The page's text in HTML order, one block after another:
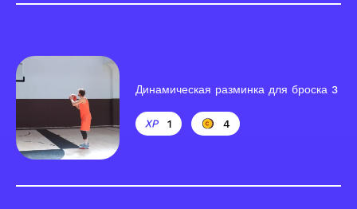
Динамическая разминка для броска 3
1 4